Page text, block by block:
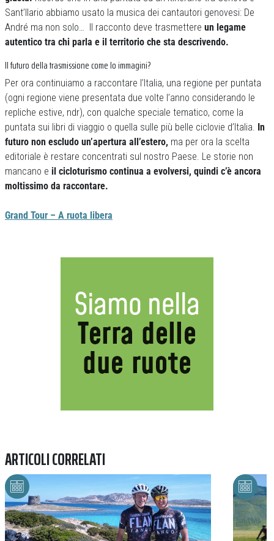
Sant’Ilario abbiamo usato la musica dei cantautori genovesi: De
André ma non solo… Il racconto deve trasmettere un legame
autentico tra chi parla e il territorio che sta descrivendo.
Il futuro della trasmissione come lo immagini?
Per ora continuiamo a raccontare l’Italia, una regione per puntata
(ogni regione viene presentata due volte l’anno considerando le
repliche estive, ndr), con qualche speciale tematico, come la
puntata sui libri di viaggio o quella sulle più belle ciclovie d’Italia. In
futuro non escludo un’apertura all’estero, ma per ora la scelta
editoriale è restare concentrati sul nostro Paese. Le storie non
mancano e il cicloturismo continua a evolversi, quindi c’è ancora
moltissimo da raccontare.
Grand Tour – A ruota libera
ARTICOLI CORRELATI